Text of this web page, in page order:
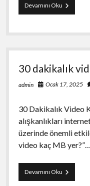
Devamını OkuKumarın
Fiziksel
Casino
ve
Riskleri
30 dakikalık
admin Ocak 17, 2025
30 Dakikalık Video
alışkanlıkları
üzerinde önemli
video kaç MB yer?”…
Devamını Oku30
dakikalık